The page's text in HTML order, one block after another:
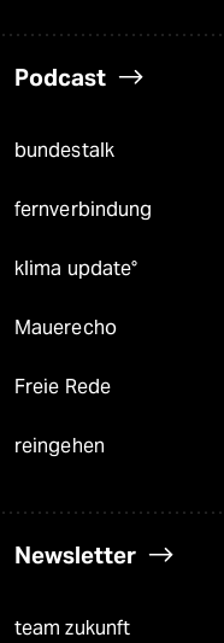
Podcast
bundestalk
fernverbindung
klima update°
Mauerecho
Freie Rede
reingehen
Newsletter
team zukunft